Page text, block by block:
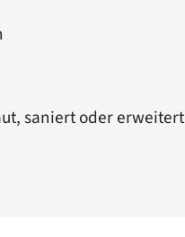
saniert oder erweitert